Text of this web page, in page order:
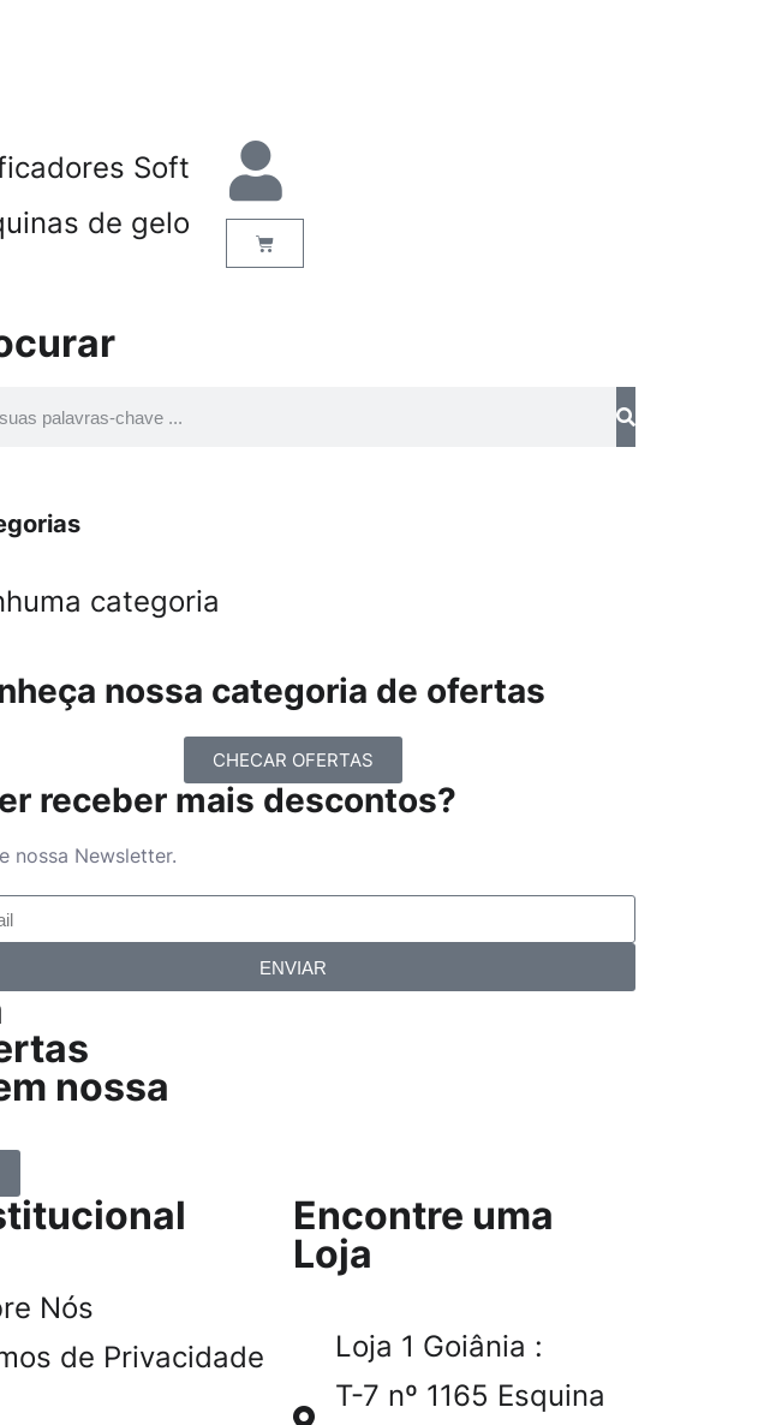
Soft
de gelo
categoria
nossa categoria de ofertas
CHECAR OFERTAS
receber mais descontos?
nossa Newsletter.
ENVIAR
nossa
Nós
de Privacidade
Encontre uma
Loja
Loja 1 Goiânia :
T-7 nº 1165 Esquina